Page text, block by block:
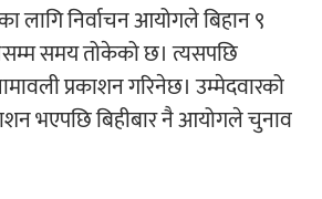
अफिस’ को परिचर्चा सम्पन्न
लागि निर्वाचन आयोगले बिहान ९
समय तोकेको छ। त्यसपछि
प्रकाशन गरिनेछ। उम्मेदवारको
भएपछि बिहीबार नै आयोगले चुनाव